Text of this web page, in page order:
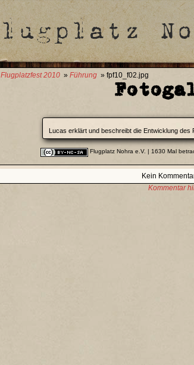
Flugplatzfest 2010 » Führung » fpf10_f02.jpg
Lucas erklärt und beschreibt die Entwicklung des
Flugplatz Nohra e.V. | 1630 Mal
Kein
Kommentar